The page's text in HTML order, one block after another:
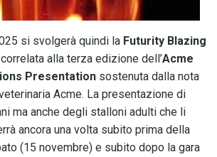
si svolgerà quindi la Futurity Blazing
alla terza edizione dell’Acme
Presentation sostenuta dalla nota
Acme. La presentazione di
ma anche degli stalloni adulti che li
ancora una volta subito prima della
(15 novembre) e subito dopo la gara